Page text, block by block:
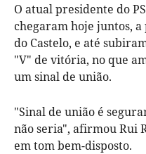
O atual presidente do
chegaram hoje juntos,
do Castelo, e até
"V" de vitória, no que
um sinal de união.
"Sinal de união é
não seria", afirmou Rui
em tom bem-disposto.